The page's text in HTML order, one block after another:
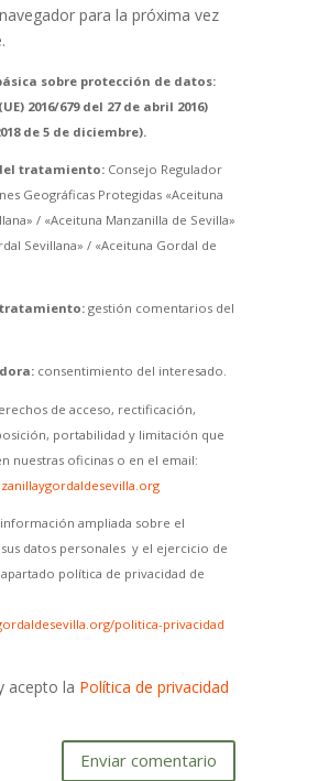
para la próxima vez
sobre protección de datos:
2016/679 del 27 de abril 2016)
de 5 de diciembre).
tratamiento:Consejo Regulador
Geográficas Protegidas «Aceituna
/ «Aceituna Manzanilla de Sevilla»
Sevillana» / «Aceituna Gordal de
gestión comentarios del
consentimiento del interesado.
de acceso, rectificación,
portabilidad y limitación que
nuestras oficinas o en el email:
ampliada sobre el
datos personales y el ejercicio de
política de privacidad de
politica-privacidad
acepto la Política de privacidad
Enviar comentario